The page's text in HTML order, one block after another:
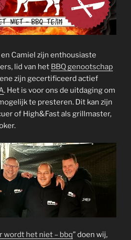
en Camiel zijn enthousiaste
lid van het BBQ genootschap
zijn gecertificeerd actief
. Het is voor ons de uitdaging om
te presteren. Dit kan zijn
of High&Fast als grillmaster,
wordt het niet – bbq” doen wij,